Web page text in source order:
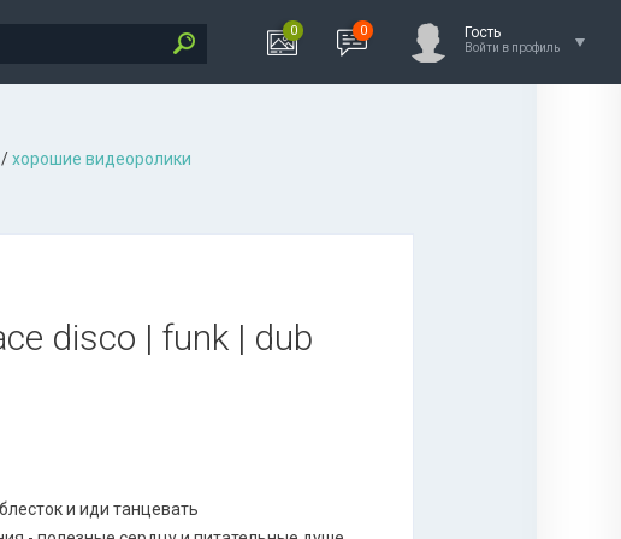
0 0 Гость
Войти в профиль
/хорошие видеоролики
disco | funk | dub
и иди танцевать